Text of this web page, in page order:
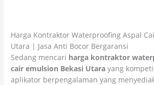
Harga Kontraktor Waterproofing Aspal
Utara | Jasa Anti Bocor Bergaransi
Sedang mencari harga kontraktor
cair emulsion Bekasi Utara yang
aplikator berpengalaman yang